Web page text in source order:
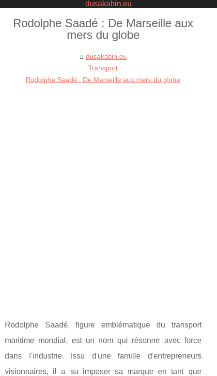
Rodolphe Saadé : De Marseille aux
mers du globe
dusakabin.eu
Transport
Rodolphe Saadé : De Marseille aux mers du globe
Rodolphe Saadé, figure emblématique du transport
maritime mondial, est un nom qui résonne avec force
dans l'industrie. Issu d'une famille d'entrepreneurs
visionnaires, il a su imposer sa marque en tant que
dusakabin.eu